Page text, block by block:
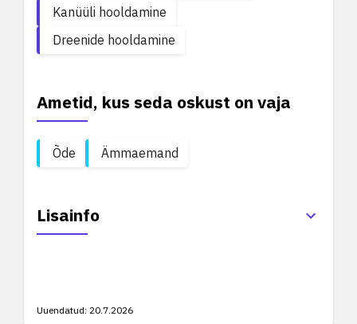
Kanüüli hooldamine
Dreenide hooldamine
Ametid, kus seda oskust on vaja
Õde Ämmaemand
Lisainfo
Uuendatud: 20.7.2026